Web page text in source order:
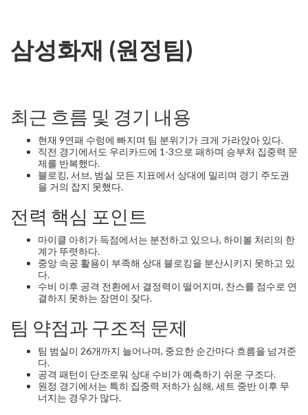
삼성화재 (원정팀)
최근 흐름 및 경기 내용
현재 9연패 수렁에 빠지며 팀 분위기가 크게 가라앉아 있다.
직전 경기에서도 우리카드에 1-3으로 패하며 승부처 집중력 문
제를 반복했다.
블로킹, 서브, 범실 모든 지표에서 상대에 밀리며 경기 주도권
을 거의 잡지 못했다.
전력 핵심 포인트
마이클 아히가 득점에서는 분전하고 있으나, 하이볼 처리의 한
계가 뚜렷하다.
중앙 속공 활용이 부족해 상대 블로킹을 분산시키지 못하고 있
다.
수비 이후 공격 전환에서 결정력이 떨어지며, 찬스를 점수로 연
결하지 못하는 장면이 잦다.
팀 약점과 구조적 문제
팀 범실이 26개까지 늘어나며, 중요한 순간마다 흐름을 넘겨준
다.
공격 패턴이 단조로워 상대 수비가 예측하기 쉬운 구조다.
원정 경기에서는 특히 집중력 저하가 심해, 세트 중반 이후 무
너지는 경우가 많다.